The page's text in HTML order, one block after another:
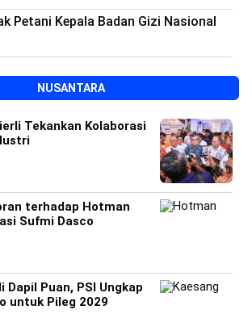
Petani Kepala Badan Gizi Nasional
NUSANTARA
Tekankan Kolaborasi
terhadap Hotman
Sufmi Dasco
Dapil Puan, PSI Ungkap
untuk Pileg 2029